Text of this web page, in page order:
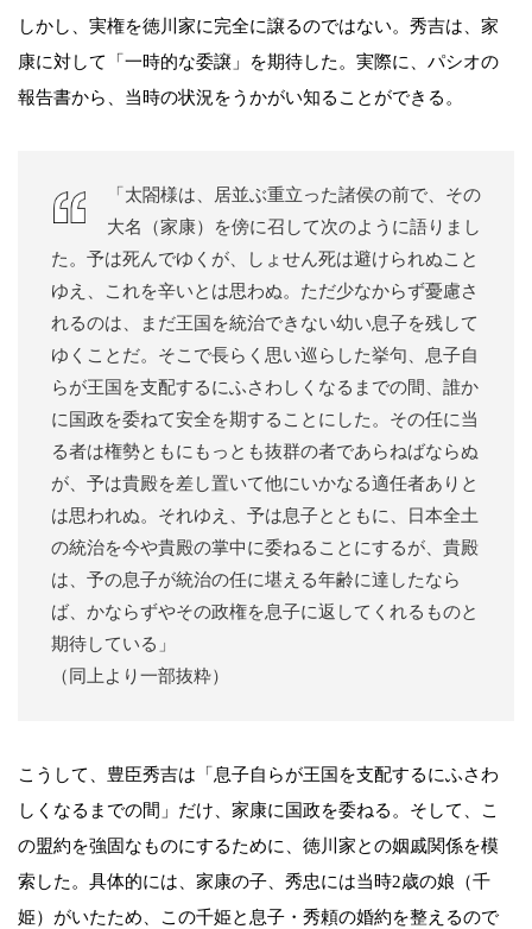
しかし、実権を徳川家に完全に譲るのではない。秀吉は、家
康に対して「一時的な委譲」を期待した。実際に、パシオの
報告書から、当時の状況をうかがい知ることができる。
「太閤様は、居並ぶ重立った諸侯の前で、その
大名（家康）を傍に召して次のように語りまし
た。予は死んでゆくが、しょせん死は避けられぬこと
ゆえ、これを辛いとは思わぬ。ただ少なからず憂慮さ
れるのは、まだ王国を統治できない幼い息子を残して
ゆくことだ。そこで長らく思い巡らした挙句、息子自
らが王国を支配するにふさわしくなるまでの間、誰か
に国政を委ねて安全を期することにした。その任に当
る者は権勢ともにもっとも抜群の者であらねばならぬ
が、予は貴殿を差し置いて他にいかなる適任者ありと
は思われぬ。それゆえ、予は息子とともに、日本全土
の統治を今や貴殿の掌中に委ねることにするが、貴殿
は、予の息子が統治の任に堪える年齢に達したなら
ば、かならずやその政権を息子に返してくれるものと
期待している」
（同上より一部抜粋）
こうして、豊臣秀吉は「息子自らが王国を支配するにふさわ
しくなるまでの間」だけ、家康に国政を委ねる。そして、こ
の盟約を強固なものにするために、徳川家との姻戚関係を模
索した。具体的には、家康の子、秀忠には当時2歳の娘（千
姫）がいたため、この千姫と息子・秀頼の婚約を整えるので